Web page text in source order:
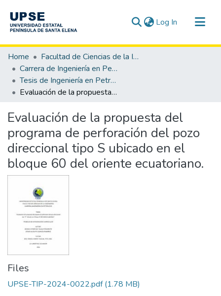
Log In (current)
Communities & Collections
All of DSpace
Statistics
Home
Facultad de Ciencias de la Ingeniería
Carrera de Ingeniería en Petróleo
Tesis de Ingeniería en Petróleo
Evaluación de la propuesta del programa de perforación del pozo direccional tipo S ubicado en el bloque 60 del oriente ecuatoriano.
Evaluación de la propuesta del
programa de perforación del pozo
direccional tipo S ubicado en el
bloque 60 del oriente ecuatoriano.
Files
UPSE-TIP-2024-0022.pdf(1.78 MB)